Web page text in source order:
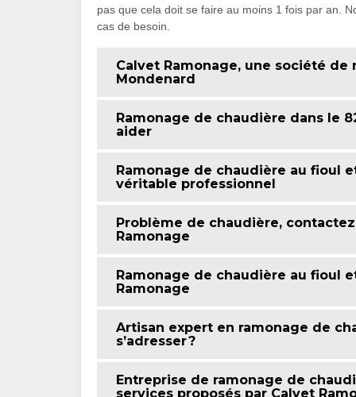
pas que cela doit se faire au moins 1 fois par an.
cas de besoin.
Calvet Ramonage, une société
Mondenard
Ramonage de chaudière dans le
aider
Ramonage de chaudière au fioul
véritable professionnel
Problème de chaudière,
Ramonage
Ramonage de chaudière au fioul
Ramonage
Artisan expert en ramonage de
s’adresser ?
Entreprise de ramonage de
services proposés par Calvet